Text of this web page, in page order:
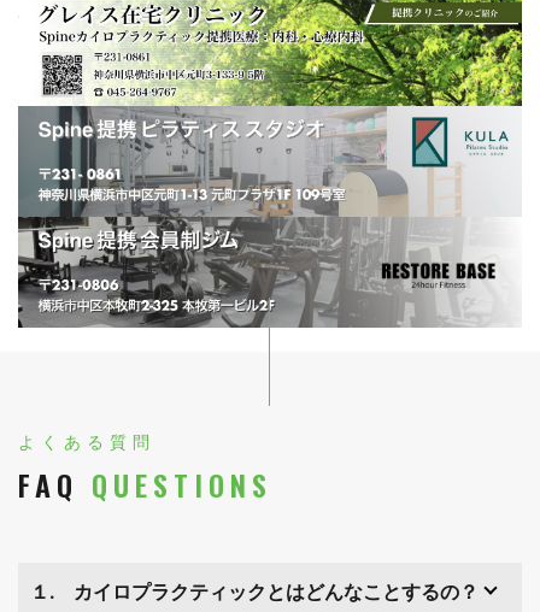
よくある質問
FAQ QUESTIONS
１. カイロプラクティックとはどんなことするの？